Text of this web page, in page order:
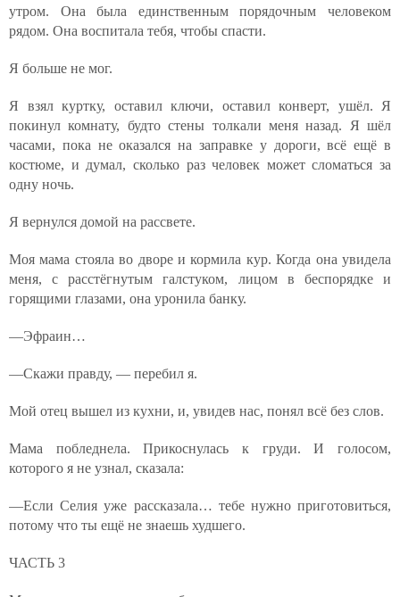
утром. Она была единственным порядочным человеком
рядом. Она воспитала тебя, чтобы спасти.
Я больше не мог.
Я взял куртку, оставил ключи, оставил конверт, ушёл. Я
покинул комнату, будто стены толкали меня назад. Я шёл
часами, пока не оказался на заправке у дороги, всё ещё в
костюме, и думал, сколько раз человек может сломаться за
одну ночь.
Я вернулся домой на рассвете.
Моя мама стояла во дворе и кормила кур. Когда она увидела
меня, с расстёгнутым галстуком, лицом в беспорядке и
горящими глазами, она уронила банку.
—Эфраин…
—Скажи правду, — перебил я.
Мой отец вышел из кухни, и, увидев нас, понял всё без слов.
Мама побледнела. Прикоснулась к груди. И голосом,
которого я не узнал, сказала:
—Если Селия уже рассказала… тебе нужно приготовиться,
потому что ты ещё не знаешь худшего.
ЧАСТЬ 3